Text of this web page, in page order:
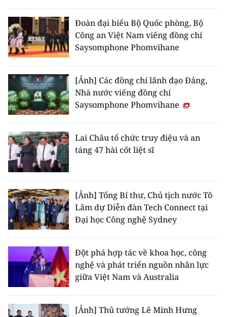
Đông Nam Bộ
Đồng bằng sông Cửu Long
Chuyên trang TP. Hồ Chí Minh
CHUYÊN ĐỀ
CÁC CHUYÊN TRANG
VỀ BÁO NHÂN DÂN
THỜI NAY
NHÂN DÂN CUỐI TUẦN
MUA BÁO
ĐỌC BÁO IN
Đoàn đại biểu Bộ Quốc phòng, Bộ
Công an Việt Nam viếng đồng chí
Saysomphone Phomvihane
[Ảnh] Các đồng chí lãnh đạo Đảng,
Nhà nước viếng đồng chí
Saysomphone Phomvihane
Lai Châu tổ chức truy điệu và an
táng 47 hài cốt liệt sĩ
[Ảnh] Tổng Bí thư, Chủ tịch nước Tô
Lâm dự Diễn đàn Tech Connect tại
Đại học Công nghệ Sydney
Đột phá hợp tác về khoa học, công
nghệ và phát triển nguồn nhân lực
giữa Việt Nam và Australia
[Ảnh] Thủ tướng Lê Minh Hưng